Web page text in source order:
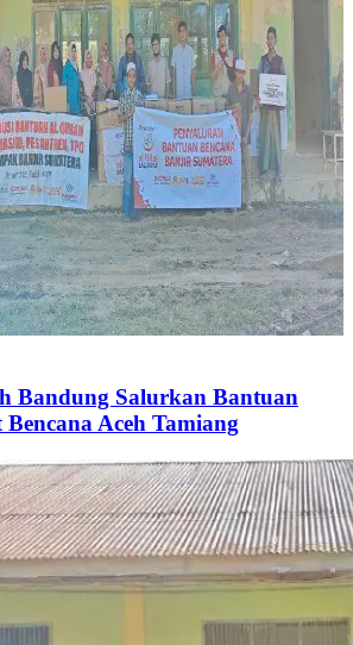
Bandung Salurkan Bantuan
Aceh Tamiang